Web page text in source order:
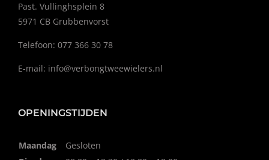
Past. Vullinghsplein 8
5971 CB Grubbenvorst
Telefoon: 077 366 30 78
E-mail: info@verbongtweewielers.nl
OPENINGSTIJDEN
Maandag
Gesloten